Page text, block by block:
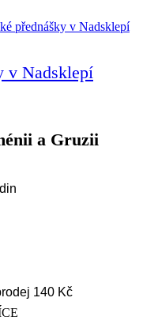
přednášky v Nadsklepí
v Nadsklepí
a Gruzii
140 Kč